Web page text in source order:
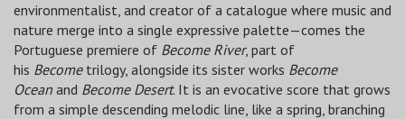
environmentalist, and creator of a catalogue where music and
nature merge into a single expressive palette—comes the
Portuguese premiere of Become River, part of
his Becometrilogy, alongside its sister works Become
Ocean and Become Desert. It is an evocative score that grows
from a simple descending melodic line, like a spring, branching